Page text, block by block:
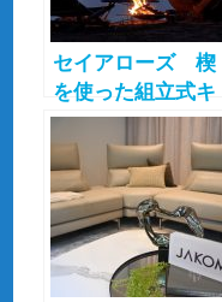
セイアローズ 楔
を使った組立式キ
ャンプチェア
「KAGURA」を発
表 -SEI
ARROWS-